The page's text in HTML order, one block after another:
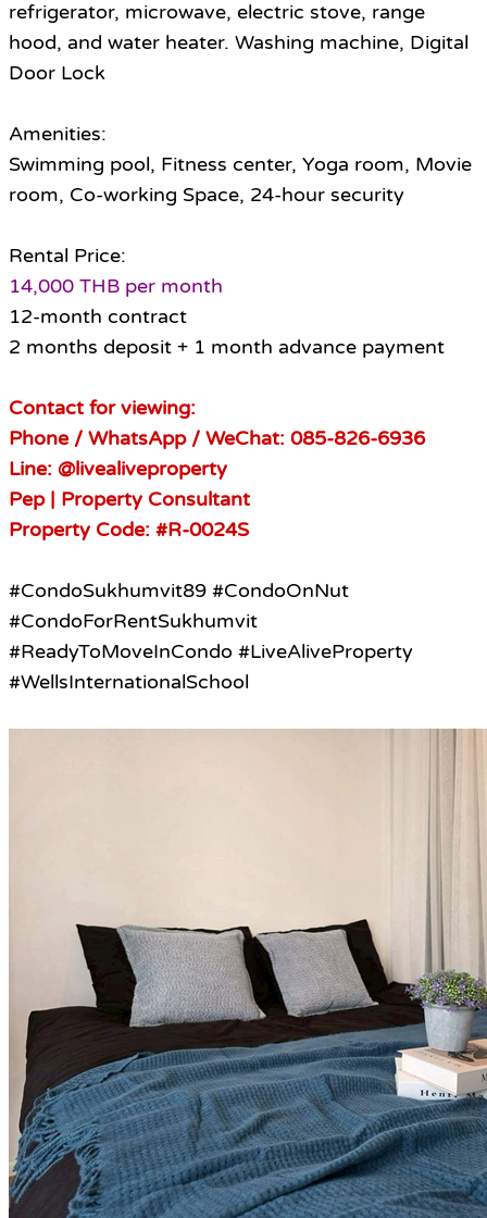
refrigerator, microwave, electric stove, range
hood, and water heater. Washing machine, Digital
Door Lock
Amenities:
Swimming pool, Fitness center, Yoga room, Movie
room, Co-working Space, 24-hour security
Rental Price:
14,000 THB per month
12-month contract
2 months deposit + 1 month advance payment
Contact for viewing:
Phone / WhatsApp / WeChat: 085-826-6936
Line: @livealiveproperty
Pep | Property Consultant
Property Code: #R-0024S
#CondoSukhumvit89 #CondoOnNut
#CondoForRentSukhumvit
#ReadyToMoveInCondo #LiveAliveProperty
#WellsInternationalSchool